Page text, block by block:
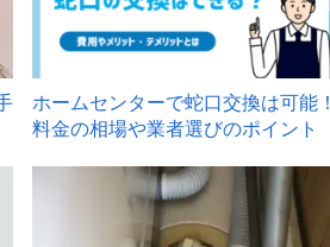
ホームセンターで蛇口交換は可能！
料金の相場や業者選びのポイント